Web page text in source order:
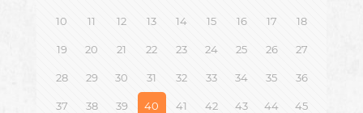
10 11 12 13 14 15 16 17 18
19 20 21 22 23 24 25 26 27
28 29 30 31 32 33 34 35 36
37 38 39 40 41 42 43 44 45